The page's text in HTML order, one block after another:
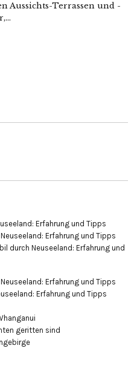
Aussichts-Terrassen und -
Erfahrung und Tipps
Erfahrung und Tipps
durch Neuseeland: Erfahrung und
Erfahrung und Tipps
Erfahrung und Tipps
geritten sind